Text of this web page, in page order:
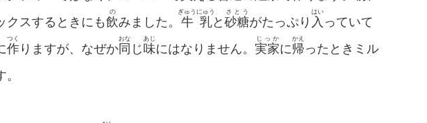
クスするときにも飲
の
みました。 牛乳
ぎゅうにゅう
と 砂糖
さとう
がたっぷり 入
はい
っていて
作
つく
りますが、なぜか同
おな
じ味
あじ
にはなりません。 実家
じっか
に帰
かえ
ったときミル